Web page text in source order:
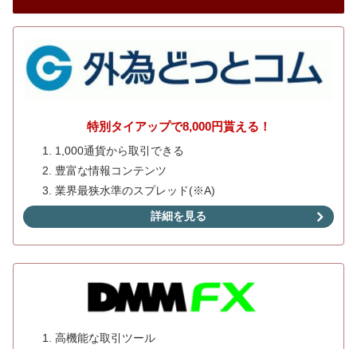
特別タイアップで8,000円貰える！
1,000通貨から取引できる
豊富な情報コンテンツ
業界最狭水準のスプレッド(※A)
詳細を見る
高機能な取引ツール